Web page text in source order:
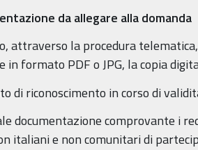
da allegare alla domanda
attraverso la procedura
formato PDF o JPG, la copia
di riconoscimento in corso di
documentazione comprovante i
italiani e non comunitari di